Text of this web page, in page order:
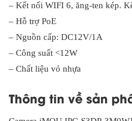
– Kết nối WIFI 6, ăng-ten kép.
– Hỗ trợ PoE
– Nguồn cấp: DC12V/1A
– Công suất <12W
– Chất liệu vỏ nhựa
Thông tin về sản